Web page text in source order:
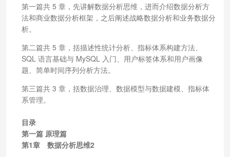
第一篇共 5 章，先讲解数据分析思维，进而介绍数据分析方
法和商业数据分析框架，之后阐述战略数据分析和业务数据分
析。
第二篇共 5 章，括描述性统计分析、指标体系构建方法、
SQL 语言基础与 MySQL 入门、用户标签体系和用户画像
题、简单时间序列分析方法。
第三篇共 3 章，括数据治理、数据模型与数据建模、指标体
系管理。
目录
第一篇 原理篇
第1章 数据分析思维2